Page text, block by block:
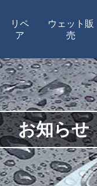
リペ
ア
ウェット販
売
お知らせ